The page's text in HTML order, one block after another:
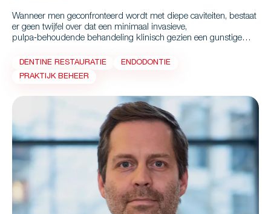
Wanneer men geconfronteerd wordt met diepe caviteiten, bestaat
er geen twijfel over dat een minimaal invasieve,
pulpa‑behoudende behandeling klinisch gezien een gunstige
DENTINE RESTAURATIE
ENDODONTIE
PRAKTIJK BEHEER